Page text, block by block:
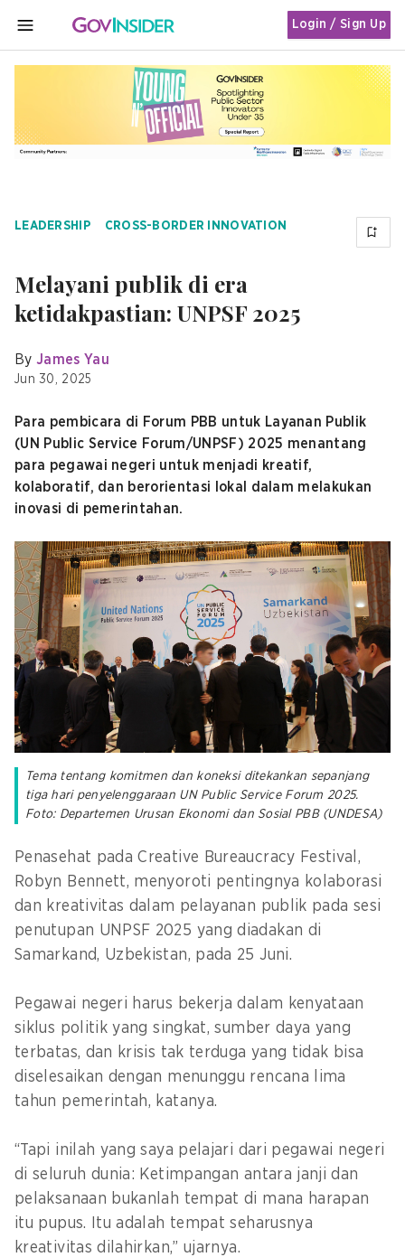
MENU
Login / Sign Up
LEADERSHIP CROSS-BORDER INNOVATION
Melayani publik di era
ketidakpastian: UNPSF 2025
By James Yau
Jun 30, 2025
Para pembicara di Forum PBB untuk Layanan Publik
(UN Public Service Forum/UNPSF) 2025 menantang
para pegawai negeri untuk menjadi kreatif,
kolaboratif, dan berorientasi lokal dalam melakukan
inovasi di pemerintahan.
Tema tentang komitmen dan koneksi ditekankan sepanjang
tiga hari penyelenggaraan UN Public Service Forum 2025.
Foto: Departemen Urusan Ekonomi dan Sosial PBB (UNDESA)
Penasehat pada Creative Bureaucracy Festival,
Robyn Bennett, menyoroti pentingnya kolaborasi
dan kreativitas dalam pelayanan publik pada sesi
penutupan UNPSF 2025 yang diadakan di
Samarkand, Uzbekistan, pada 25 Juni.
Pegawai negeri harus bekerja dalam kenyataan
siklus politik yang singkat, sumber daya yang
terbatas, dan krisis tak terduga yang tidak bisa
diselesaikan dengan menunggu rencana lima
tahun pemerintah, katanya.
“Tapi inilah yang saya pelajari dari pegawai negeri
di seluruh dunia: Ketimpangan antara janji dan
pelaksanaan bukanlah tempat di mana harapan
itu pupus. Itu adalah tempat seharusnya
kreativitas dilahirkan,” ujarnya.